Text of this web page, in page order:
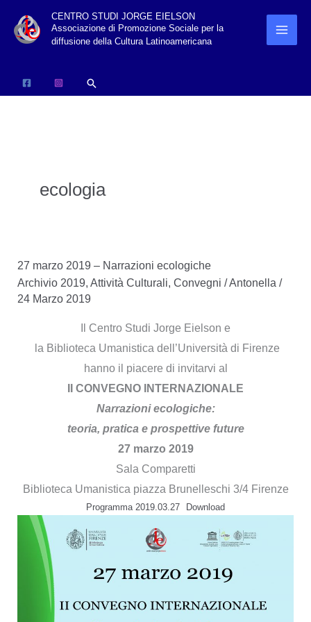
CENTRO STUDI JORGE EIELSON
Associazione di Promozione Sociale per la
diffusione della Cultura Latinoamericana
Cerca
ecologia
27 marzo 2019 – Narrazioni ecologiche
Archivio 2019, Attività Culturali, Convegni /Antonella /
24 Marzo 2019
Il Centro Studi Jorge Eielson e
la Biblioteca Umanistica dell’Università di Firenze
hanno il piacere di invitarvi al
II CONVEGNO INTERNAZIONALE
Narrazioni ecologiche:
teoria, pratica e prospettive future
27 marzo 2019
Sala Comparetti
Biblioteca Umanistica piazza Brunelleschi 3/4 Firenze
Programma 2019.03.27 Download